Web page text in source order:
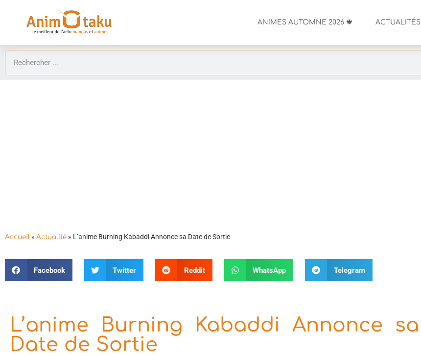
ANIMES AUTOMNE 2026 🍁 ACTUALITÉS
Accueil » Actualité » L’anime Burning Kabaddi Annonce sa Date de Sortie
Facebook Twitter Reddit WhatsApp Telegram
L’anime Burning Kabaddi Annonce sa
Date de Sortie